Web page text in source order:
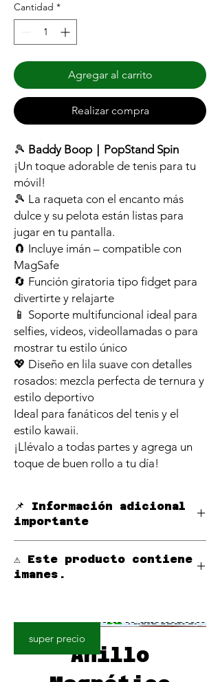
Cantidad *
Agregar al carrito
Realizar compra
🎾 Baddy Boop｜PopStand Spin
¡Un toque adorable de tenis para tu
móvil!
🎾 La raqueta con el encanto más
dulce y su pelota están listas para
jugar en tu pantalla.
🧲 Incluye imán – compatible con
MagSafe
🔄 Función giratoria tipo fidget para
divertirte y relajarte
📱 Soporte multifuncional ideal para
selfies, videos, videollamadas o para
mostrar tu estilo único
💖 Diseño en lila suave con detalles
rosados: mezcla perfecta de ternura y
estilo deportivo
Ideal para fanáticos del tenis y el
estilo kawaii.
¡Llévalo a todas partes y agrega un
toque de buen rollo a tu día!
📌 Información adicional
importante
magnética MagSafe, puedes usar este
PopStand directamente sin accesorios
magnética, puedes **adquirir por
separado un aro magnético por solo
0,10€
anillos magnéticos de alta
calidad certificados por Mobiiz ,
⚠️ Este producto contiene
imanes.
super precio
Anillo